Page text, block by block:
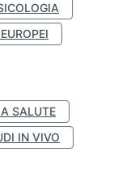
SALUTE
IN VIVO